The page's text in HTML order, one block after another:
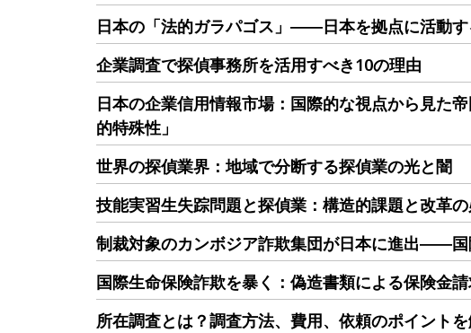
日本の「法的ガラパゴス」――日本を拠点に活動
企業調査で探偵事務所を活用すべき10の理由
日本の企業信用情報市場：国際的な視点から見た
的特殊性」
世界の探偵業界：地域で分断する探偵業の光と闇
技能実習生失踪問題と探偵業：構造的課題と改革
制裁対象のカンボジア詐欺集団が日本に進出――
国際生命保険詐欺を暴く：偽造書類による保険金
所在調査とは？調査方法、費用、依頼のポイント